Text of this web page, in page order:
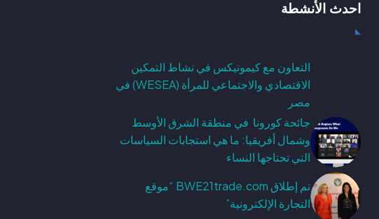
احدث الأنشطة
التعاون مع كيمونيكس في نشاط التمكين
الاقتصادي والاجتماعي للمرأة (WESEA) في
مصر
جائحة كورونا في منطقة الشرق الأوسط
وشمال أفريقيا: ما هي استجابات السياسات
التي تحتاجها النساء
تم إطلاق BWE21trade.com “موقع
التجارة الإلكترونية”